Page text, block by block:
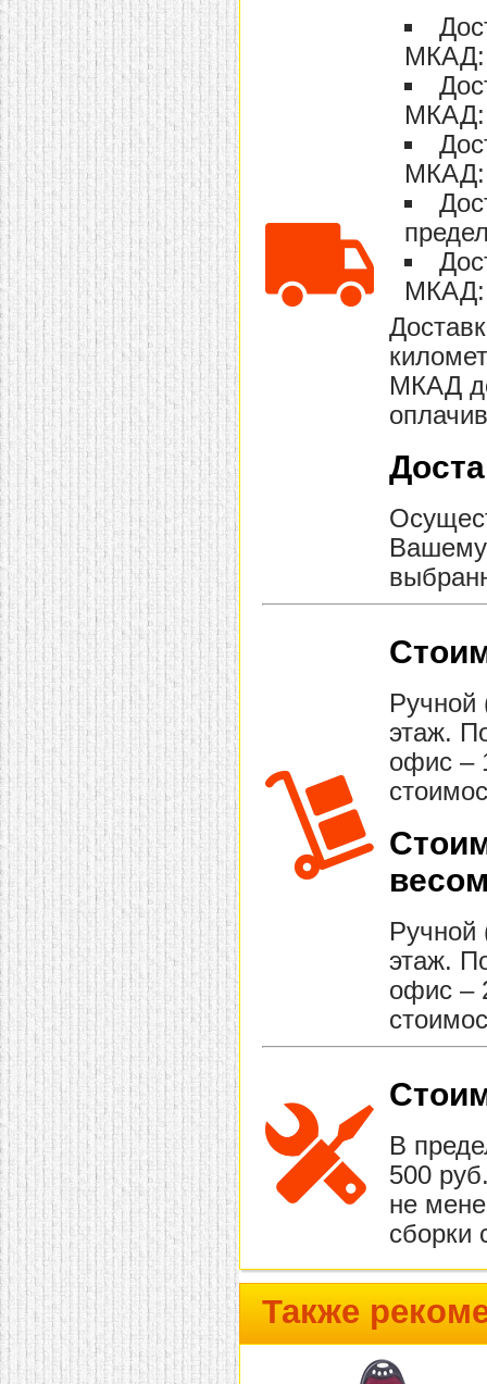
МКАД:
МКАД:
МКАД:
МКАД:
МКАД
Вашему
этаж.
офис –
этаж.
офис –
В
500
не
сборки
Также